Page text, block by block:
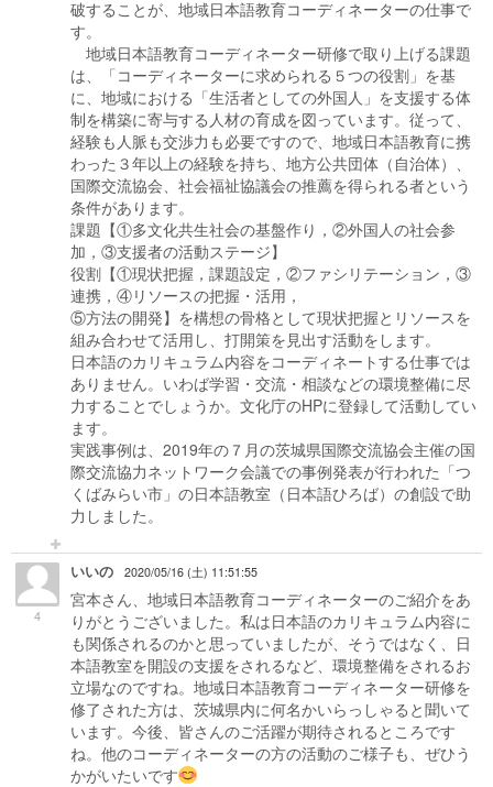
破することが、地域日本語教育コーディネーターの仕事で
す。
地域日本語教育コーディネーター研修で取り上げる課題
は、「コーディネーターに求められる５つの役割」を基
に、地域における「生活者としての外国人」を支援する体
制を構築に寄与する人材の育成を図っています。従って、
経験も人脈も交渉力も必要ですので、地域日本語教育に携
わった３年以上の経験を持ち、地方公共団体（自治体）、
国際交流協会、社会福祉協議会の推薦を得られる者という
条件があります。
課題【①多文化共生社会の基盤作り，②外国人の社会参
加，③支援者の活動ステージ】
役割【①現状把握，課題設定，②ファシリテーション，③
連携，④リソースの把握・活用，
⑤方法の開発】を構想の骨格として現状把握とリソースを
組み合わせて活用し、打開策を見出す活動をします。
日本語のカリキュラム内容をコーディネートする仕事では
ありません。いわば学習・交流・相談などの環境整備に尽
力することでしょうか。文化庁のHPに登録して活動してい
ます。
実践事例は、2019年の７月の茨城県国際交流協会主催の国
際交流協力ネットワーク会議での事例発表が行われた「つ
くばみらい市」の日本語教室（日本語ひろば）の創設で助
力しました。
4
いいの 2020/05/16 (土) 11:51:55
宮本さん、地域日本語教育コーディネーターのご紹介をあ
りがとうございました。私は日本語のカリキュラム内容に
も関係されるのかと思っていましたが、そうではなく、日
本語教室を開設の支援をされるなど、環境整備をされるお
立場なのですね。地域日本語教育コーディネーター研修を
修了された方は、茨城県内に何名かいらっしゃると聞いて
います。今後、皆さんのご活躍が期待されるところです
ね。他のコーディネーターの方の活動のご様子も、ぜひう
かがいたいです